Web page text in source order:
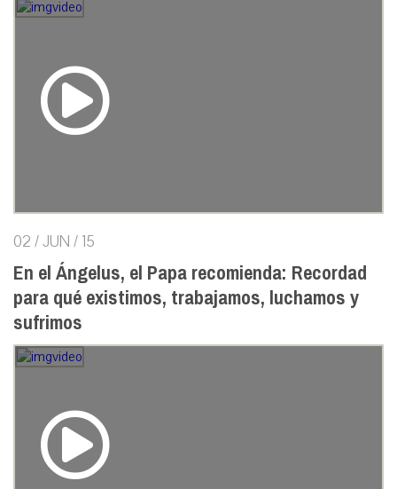
02 / JUN / 15
En el Ángelus, el Papa recomienda: Recordad
para qué existimos, trabajamos, luchamos y
sufrimos